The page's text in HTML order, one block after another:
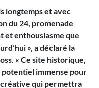
longtemps et avec
du 24, promenade
et enthousiasme que
», a déclaré la
« Ce site historique,
immense pour
qui permettra